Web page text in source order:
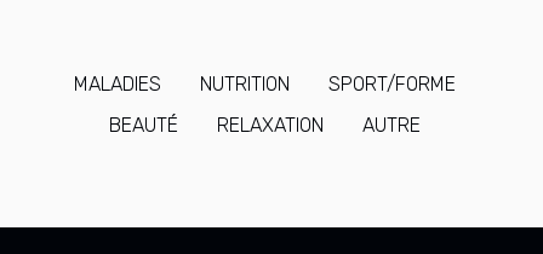
MALADIES NUTRITION
SPORT/FORME
BEAUTÉ
RELAXATION AUTRE